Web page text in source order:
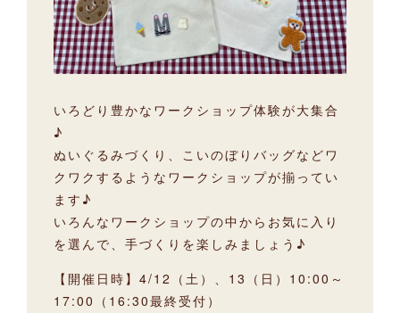
いろどり豊かなワークショップ体験が大集合
♪
ぬいぐるみづくり、こいのぼりバッグなどワ
クワクするようなワークショップが揃ってい
ます♪
いろんなワークショップの中からお気に入り
を選んで、手づくりを楽しみましょう♪
【開催日時】4/12（土）、13（日）10:00～
17:00（16:30最終受付）